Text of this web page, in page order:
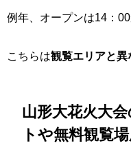
例年、オープンは14：
こちらは観覧エリアと異
山形大花火大
トや無料観覧